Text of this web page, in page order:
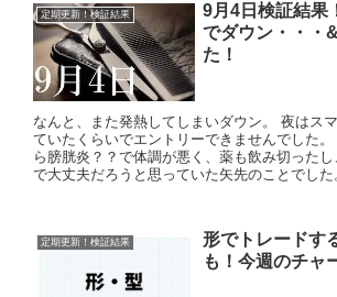
定期更新！検証結果
9月4日検証結果
でダウン・・・
た！
なんと、また発熱してしまいダウン。 夜はス
ていたくらいでエントリーできませんでした
ら膀胱炎？？で体調が悪く、薬も飲み切った
で大丈夫だろうと思っていた矢先のことでした
定期更新！検証結果
形でトレードす
も！今週のチャ